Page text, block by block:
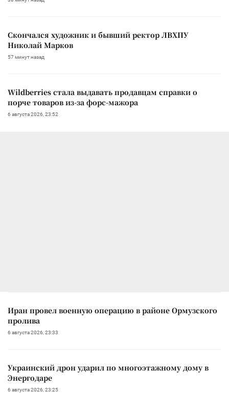
Скончался художник и бывший ректор ЛВХПУ
Николай Марков
57 минут назад
Wildberries стала выдавать продавцам справки о
порче товаров из-за форс-мажора
6 августа 2026, 23:52
Иран провел военную операцию в районе Ормузского
пролива
6 августа 2026, 23:33
Украинский дрон ударил по многоэтажному дому в
Энергодаре
6 августа 2026, 23:25